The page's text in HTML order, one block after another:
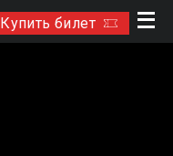
Купить билет